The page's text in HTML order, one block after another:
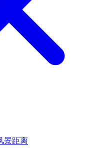
景距离